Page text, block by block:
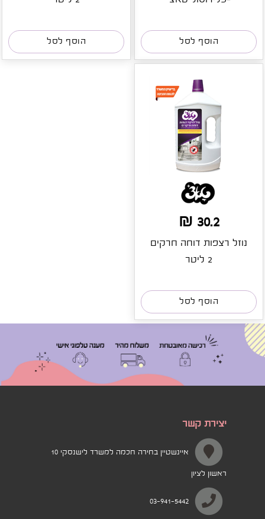
הוסף לסל הוסף לסל
30.2 ₪
נוזל רצפות דוחה חרקים
2 ליטר
הוסף לסל
יצירת קשר
איינשטיין בחירה חכמה למשרד לישנסקי 10
ראשון לציון
03-941-5442